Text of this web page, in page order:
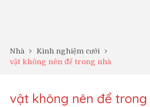
Nhà
Kinh nghiệm cưới
vật không nên để trong nhà
vật không nên để trong